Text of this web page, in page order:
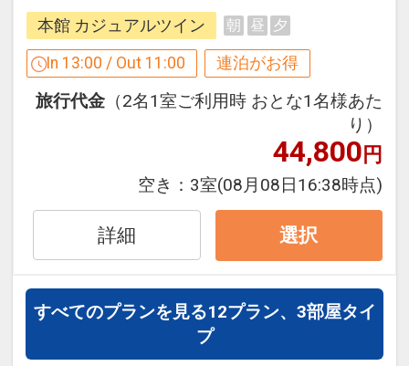
●「食事なしプラン」と「朝食付プラ
ン」を掲載しています。
※ご覧のページがどちらかを【食事条
件】の項目でご確認のうえ、予約にお進
設定期間：2026年4月1日～2027年3月
31日
インターネットコース番号：DP-1-
17438572
ン等、ホテル滞在をお楽しみください
す
2泊目より1泊につきおひとり様３００
※宿泊期間中すべての日において人数・
氏名・客室タイプ・食事条件・プラン同
す。
※割引適用後のご旅行代金は、カレンダ
ーからお進みいただいた後表示される
本館 カジュアルツイン 朝 昼 夕
In 13:00 / Out 11:00 連泊がお得
旅行代金 （2名1室ご利用時 おとな1名様あた
り）
44,800円
空き： 3室(08月08日16:38時点)
詳細 選択
すべてのプランを見る12プラン、3部屋タイ
プ